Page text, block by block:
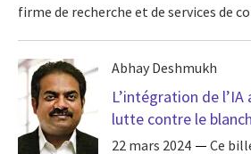
firme de recherche et de services de
Abhay Deshmukh
L’intégration de
lutte contre le
22 mars 2024
Ce